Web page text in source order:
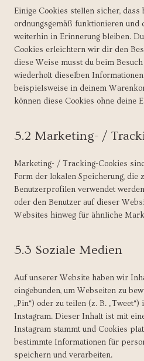
Einige Cookies stellen sicher,
ordnungsgemäß funktionieren und
weiterhin in Erinnerung bleiben.
Cookies erleichtern wir dir den
diese Weise musst du beim
wiederholt dieselben
beispielsweise in deinem
können diese Cookies ohne deine
5.2 Marketing- /
Marketing- / Tracking-Cookies
Form der lokalen Speicherung, die
Benutzerprofilen verwendet
oder den Benutzer auf dieser
Websites hinweg für ähnliche
5.3 Soziale Medien
Auf unserer Website haben wir
eingebunden, um Webseiten zu
„Pin“) oder zu teilen (z. B.
Instagram. Dieser Inhalt ist mit
Instagram stammt und Cookies
bestimmte Informationen für
speichern und verarbeiten.